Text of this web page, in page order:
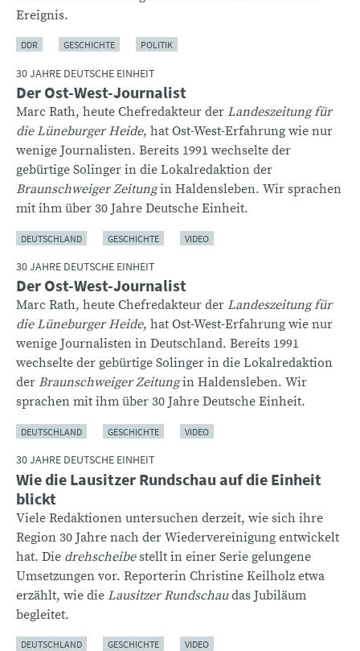
Ereignis.
DDR GESCHICHTE POLITIK
30 JAHRE DEUTSCHE EINHEIT
Der Ost-West-Journalist
Marc Rath, heute Chefredakteur der Landeszeitung für
die Lüneburger Heide, hat Ost-West-Erfahrung wie nur
wenige Journalisten. Bereits 1991 wechselte der
gebürtige Solinger in die Lokalredaktion der
Braunschweiger Zeitungin Haldensleben. Wir sprachen
mit ihm über 30 Jahre Deutsche Einheit.
DEUTSCHLAND GESCHICHTE VIDEO
30 JAHRE DEUTSCHE EINHEIT
Der Ost-West-Journalist
Marc Rath, heute Chefredakteur der Landeszeitung für
die Lüneburger Heide, hat Ost-West-Erfahrung wie nur
wenige Journalisten in Deutschland. Bereits 1991
wechselte der gebürtige Solinger in die Lokalredaktion
der Braunschweiger Zeitungin Haldensleben. Wir
sprachen mit ihm über 30 Jahre Deutsche Einheit.
DEUTSCHLAND GESCHICHTE VIDEO
30 JAHRE DEUTSCHE EINHEIT
Wie die Lausitzer Rundschau auf die Einheit
blickt
Viele Redaktionen untersuchen derzeit, wie sich ihre
Region 30 Jahre nach der Wiedervereinigung entwickelt
hat. Die drehscheibestellt in einer Serie gelungene
Umsetzungen vor. Reporterin Christine Keilholz etwa
erzählt, wie die Lausitzer Rundschaudas Jubiläum
begleitet.
DEUTSCHLAND GESCHICHTE VIDEO